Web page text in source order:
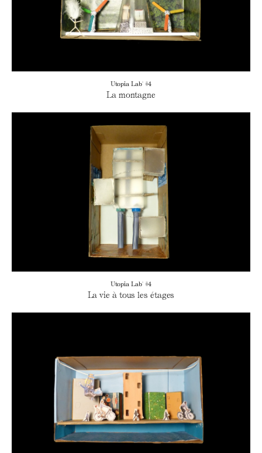
Utopia Lab' #4
La montagne
Utopia Lab' #4
La vie à tous les étages